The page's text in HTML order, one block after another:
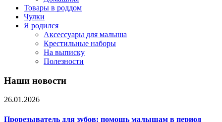
Товары в роддом
Чулки
Я родился
Аксессуары для малыша
Крестильные наборы
На выписку
Полезности
Наши новости
26.01.2026
Прорезыватель для зубов: помощь малышам в период